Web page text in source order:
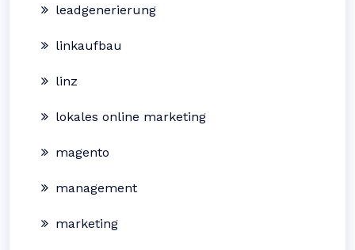
leadgenerierung
linkaufbau
linz
lokales online marketing
magento
management
marketing